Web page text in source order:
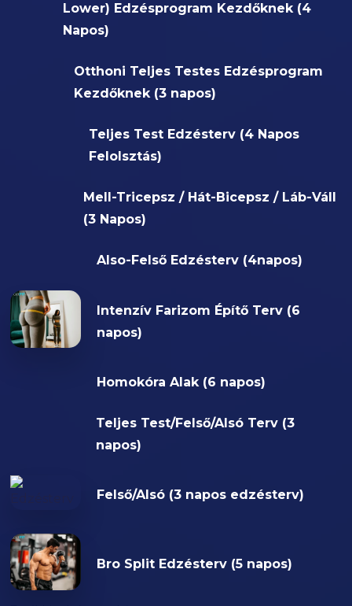
Lower) Edzésprogram Kezdőknek (4
Napos)
Otthoni Teljes Testes Edzésprogram
Kezdőknek (3 napos)
Teljes Test Edzésterv (4 Napos
Felolsztás)
Mell-Tricepsz / Hát-Bicepsz / Láb-Váll
(3 Napos)
Also-Felső Edzésterv (4napos)
Intenzív Farizom Építő Terv (6
napos)
Homokóra Alak (6 napos)
Teljes Test/Felső/Alsó Terv (3
napos)
Felső/Alsó (3 napos edzésterv)
Bro Split Edzésterv (5 napos)